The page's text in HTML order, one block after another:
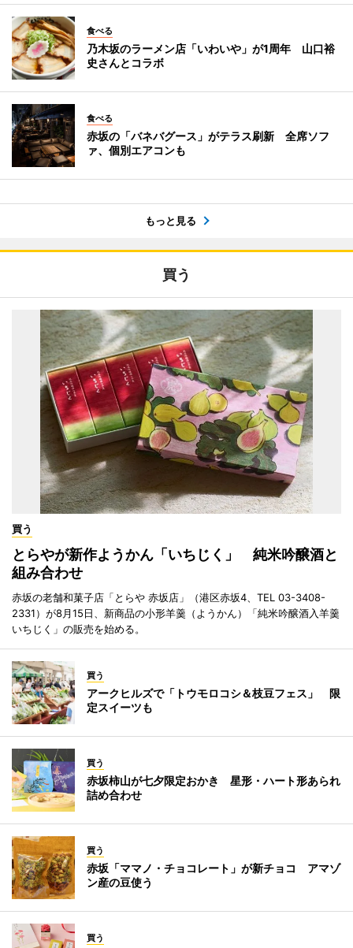
食べる
乃木坂のラーメン店「いわいや」が1周年 山口裕
史さんとコラボ
食べる
赤坂の「バネバグース」がテラス刷新 全席ソフ
ァ、個別エアコンも
もっと見る
買う
買う
とらやが新作ようかん「いちじく」 純米吟醸酒と
組み合わせ
赤坂の老舗和菓子店「とらや 赤坂店」（港区赤坂4、TEL 03-3408-
2331）が8月15日、新商品の小形羊羹（ようかん）「純米吟醸酒入羊羹
いちじく」の販売を始める。
買う
アークヒルズで「トウモロコシ＆枝豆フェス」 限
定スイーツも
買う
赤坂柿山が七夕限定おかき 星形・ハート形あられ
詰め合わせ
買う
赤坂「ママノ・チョコレート」が新チョコ アマゾ
ン産の豆使う
買う